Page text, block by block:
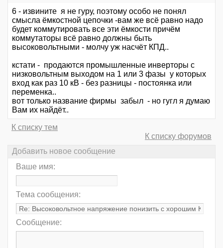
6 - извините я не гуру, поэтому особо не понял
смысла ёмкостной цепочки -вам же всё равно надо
будет коммутировать все эти ёмкости причём
коммутаторы всё равно должны быть
высоковольтными - молчу уж насчёт КПД..
кстати - продаются промышленные инверторы с
низковольтным выходом на 1 или 3 фазы у которых
вход как раз 10 кВ - без разницы - постоянка или
переменка..
вот только название фирмы забыл - но гугл я думаю
Вам их найдёт..
К списку тем
К списку форумов
Добавить новое сообщение
Ваше имя:
Тема сообщения:
Сообщение: